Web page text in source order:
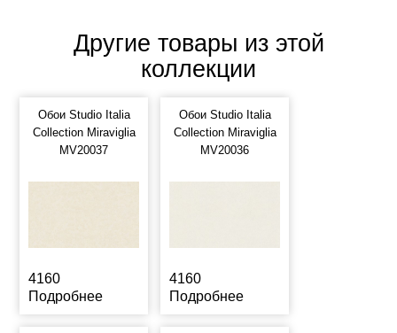
Другие товары из этой
коллекции
Обои Studio Italia
Collection Miraviglia
MV20037
4160
Подробнее
Обои Studio Italia
Collection Miraviglia
MV20036
4160
Подробнее